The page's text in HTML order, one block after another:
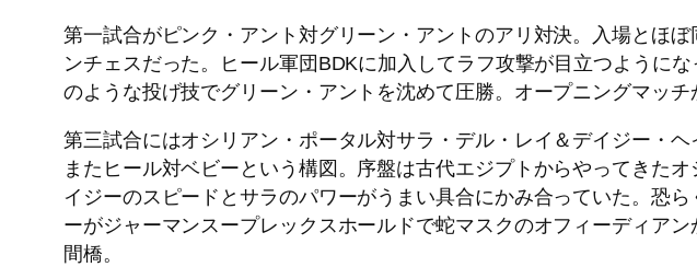
第一試合がピンク・アント対グリーン・アントのアリ対決。入場とほ
ンチェスだった。ヒール軍団BDKに加入してラフ攻撃が目立つように
のような投げ技でグリーン・アントを沈めて圧勝。オープニングマッチ
第三試合にはオシリアン・ポータル対サラ・デル・レイ＆デイジー・
またヒール対ベビーという構図。序盤は古代エジプトからやってきた
イジーのスピードとサラのパワーがうまい具合にかみ合っていた。恐
ーがジャーマンスープレックスホールドで蛇マスクのオフィーディア
間橋。